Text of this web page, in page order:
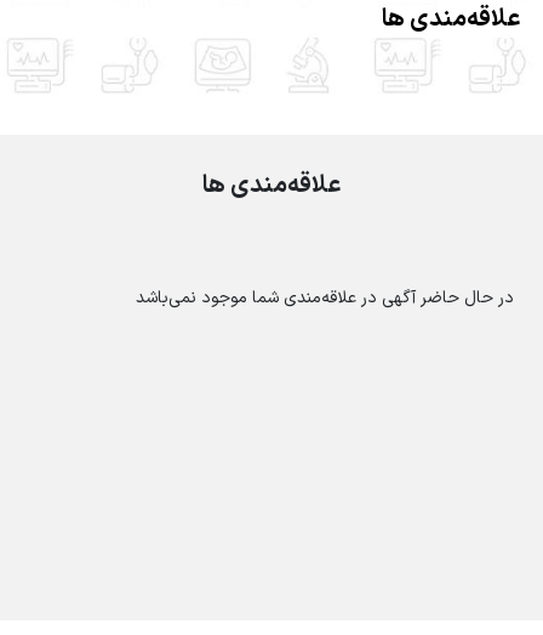
علاقه‌مندی ها
علاقه‌مندی ها
در حال حاضر آگهی در علاقه‌مندی شما موجود نمی‌باشد